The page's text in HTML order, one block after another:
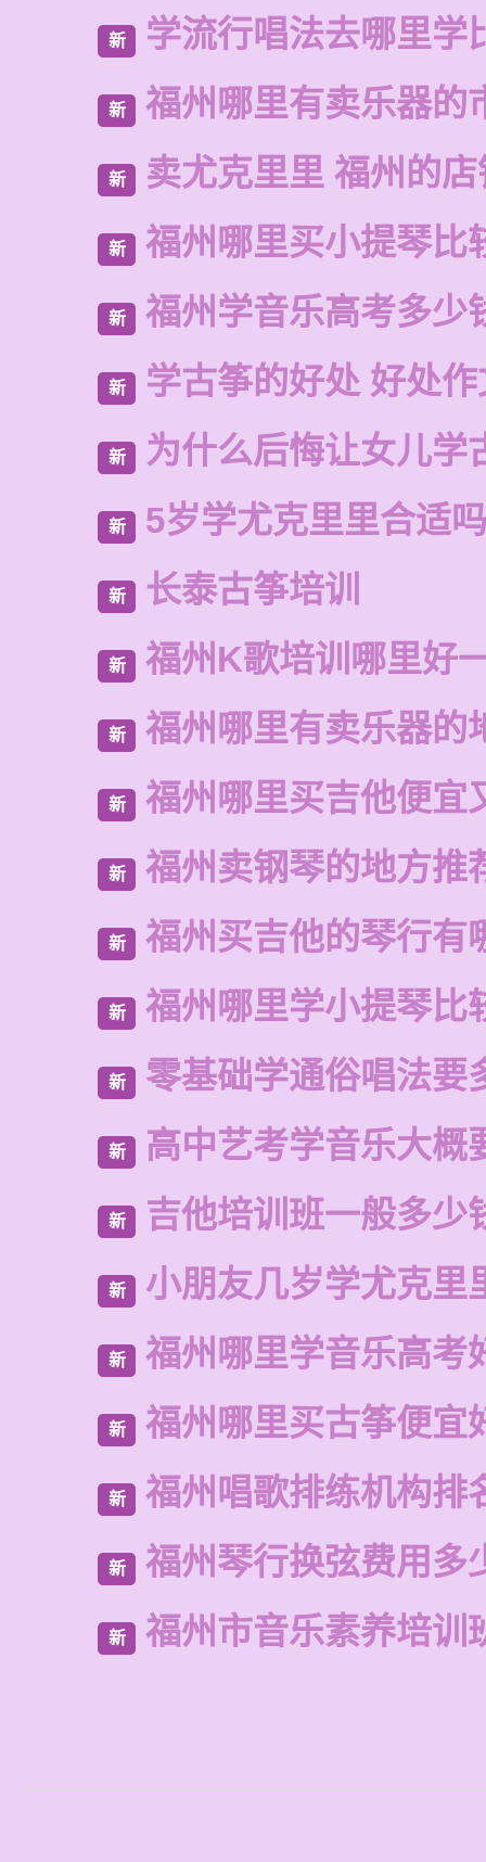
新 学流行唱法去哪里学
新 福州哪里有卖乐器的
新 卖尤克里里 福州的
新 福州哪里买小提琴比
新 福州学音乐高考多少
新 学古筝的好处 好处作
新 为什么后悔让女儿学
新 5岁学尤克里里合适吗
新 长泰古筝培训
新 福州K歌培训哪里好
新 福州哪里有卖乐器的
新 福州哪里买吉他便宜
新 福州卖钢琴的地方推
新 福州买吉他的琴行有
新 福州哪里学小提琴比
新 零基础学通俗唱法要
新 高中艺考学音乐大概
新 吉他培训班一般多少
新 小朋友几岁学尤克里
新 福州哪里学音乐高考
新 福州哪里买古筝便宜
新 福州唱歌排练机构排
新 福州琴行换弦费用多
新 福州市音乐素养培训